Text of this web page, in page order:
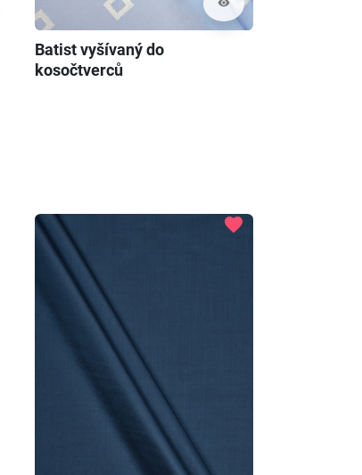
visibility
Batist vyšívaný do
kosočtverců
favorite